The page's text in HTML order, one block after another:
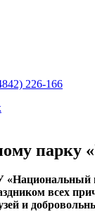
226-166
парку
всех
и